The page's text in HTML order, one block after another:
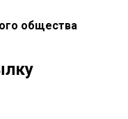
общества